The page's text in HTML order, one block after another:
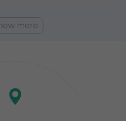
more